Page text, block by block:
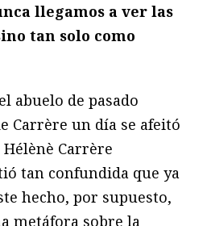
llegamos a ver las
tan solo como
abuelo de pasado
Carrère un día se afeitó
Carrère
tan confundida que ya
hecho, por supuesto,
metáfora sobre la